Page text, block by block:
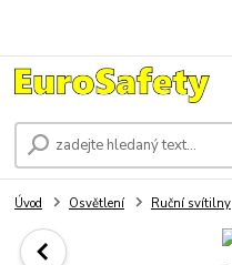
Úvod Osvětlení Ruční svítilny